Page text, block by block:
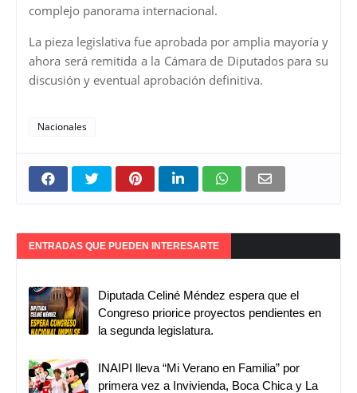
complejo panorama internacional.
La pieza legislativa fue aprobada por amplia mayoría y
ahora será remitida a la Cámara de Diputados para su
discusión y eventual aprobación definitiva.
Nacionales
ENTRADAS QUE PUEDEN INTERESARTE
Diputada Celiné Méndez espera que el
Congreso priorice proyectos pendientes en
la segunda legislatura.
INAIPI lleva “Mi Verano en Familia” por
primera vez a Invivienda, Boca Chica y La